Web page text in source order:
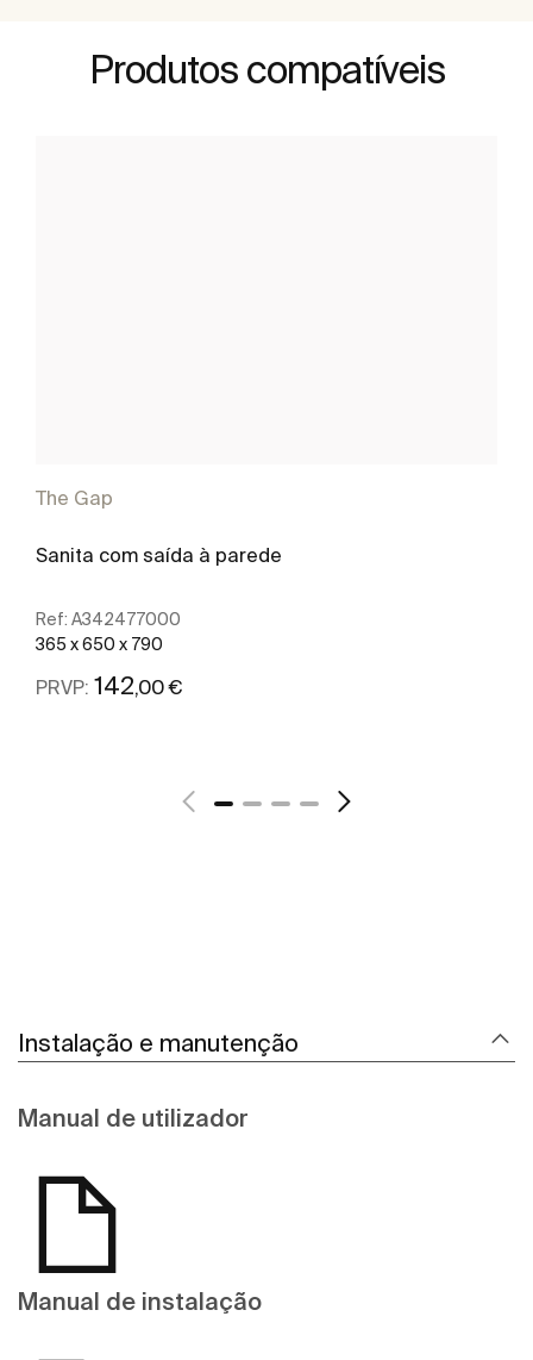
Produtos compatíveis
The Gap
Sanita com saída à parede
Ref: A342477000
365 x 650 x 790
PRVP: 142,00 €
Instalação e manutenção
Manual de utilizador
Manual de instalação